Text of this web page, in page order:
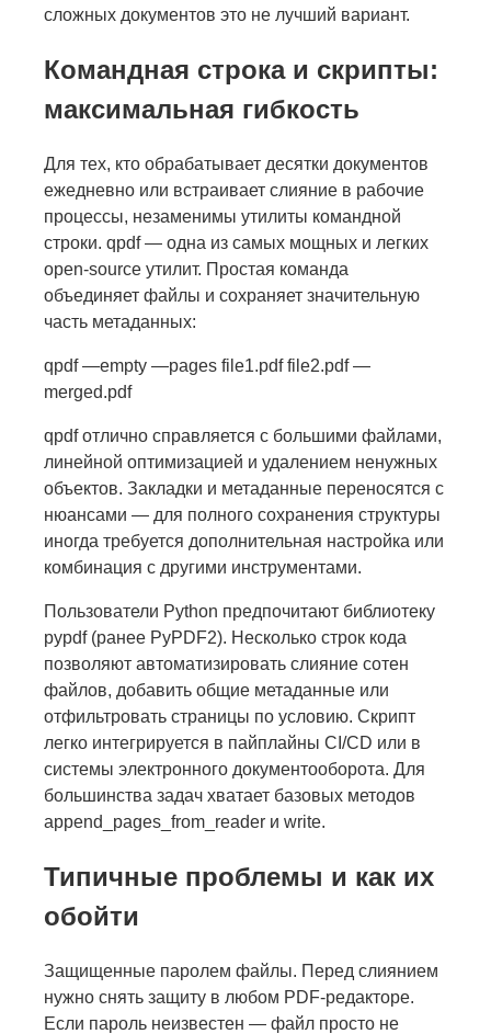
сложных документов это не лучший вариант.
Командная строка и скрипты:
максимальная гибкость
Для тех, кто обрабатывает десятки документов
ежедневно или встраивает слияние в рабочие
процессы, незаменимы утилиты командной
строки. qpdf — одна из самых мощных и легких
open-source утилит. Простая команда
объединяет файлы и сохраняет значительную
часть метаданных:
qpdf —empty —pages file1.pdf file2.pdf —
merged.pdf
qpdf отлично справляется с большими файлами,
линейной оптимизацией и удалением ненужных
объектов. Закладки и метаданные переносятся с
нюансами — для полного сохранения структуры
иногда требуется дополнительная настройка или
комбинация с другими инструментами.
Пользователи Python предпочитают библиотеку
pypdf (ранее PyPDF2). Несколько строк кода
позволяют автоматизировать слияние сотен
файлов, добавить общие метаданные или
отфильтровать страницы по условию. Скрипт
легко интегрируется в пайплайны CI/CD или в
системы электронного документооборота. Для
большинства задач хватает базовых методов
append_pages_from_reader и write.
Типичные проблемы и как их
обойти
Защищенные паролем файлы. Перед слиянием
нужно снять защиту в любом PDF-редакторе.
Если пароль неизвестен — файл просто не